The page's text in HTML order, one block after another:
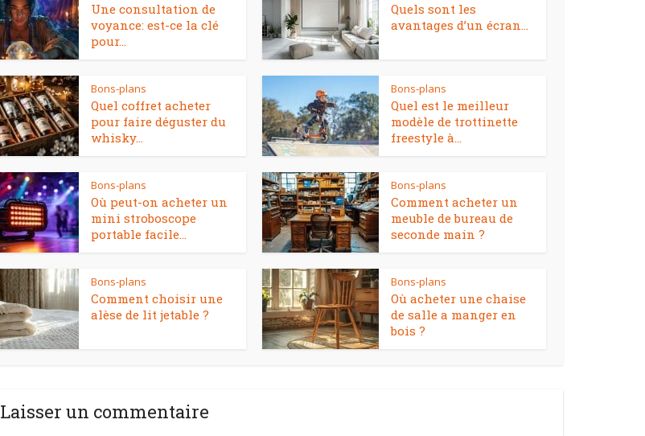
Une consultation de
voyance: est-ce la clé
pour...
Quels sont les
avantages d’un écran...
Bons-plans
Quel coffret acheter
pour faire déguster du
whisky...
Bons-plans
Quel est le meilleur
modèle de trottinette
freestyle à...
Bons-plans
Où peut-on acheter un
mini stroboscope
portable facile...
Bons-plans
Comment acheter un
meuble de bureau de
seconde main ?
Bons-plans
Comment choisir une
alèse de lit jetable ?
Bons-plans
Où acheter une chaise
de salle a manger en
bois ?
Laisser un commentaire